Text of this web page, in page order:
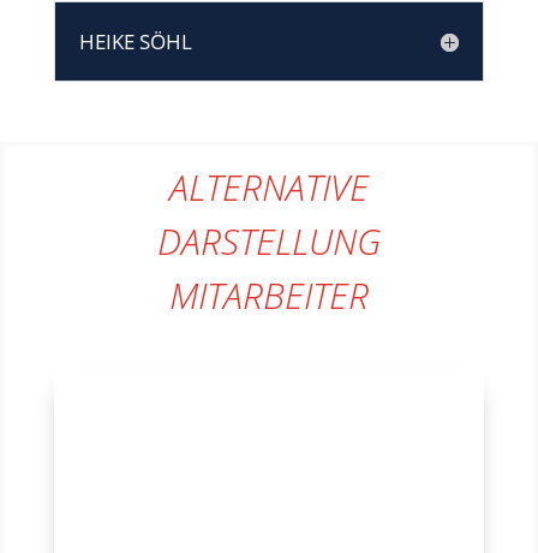
HEIKE SÖHL
ALTERNATIVE
DARSTELLUNG
MITARBEITER